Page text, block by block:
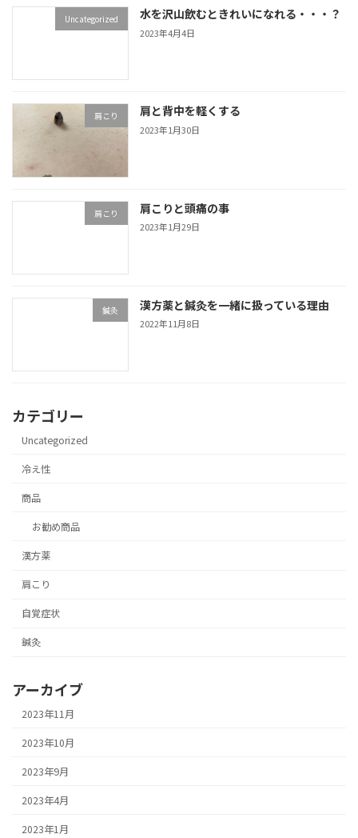
Uncategorized 水を沢山飲むときれいになれる・・・？
2023年4月4日
肩こり 肩と背中を軽くする
2023年1月30日
肩こり 肩こりと頭痛の事
2023年1月29日
鍼灸 漢方薬と鍼灸を一緒に扱っている理由
2022年11月8日
カテゴリー
Uncategorized
冷え性
商品
お勧め商品
漢方薬
肩こり
自覚症状
鍼灸
アーカイブ
2023年11月
2023年10月
2023年9月
2023年4月
2023年1月